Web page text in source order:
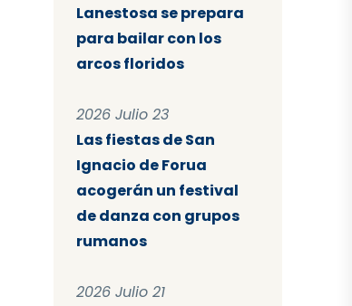
Lanestosa se prepara
para bailar con los
arcos floridos
2026 Julio 23
Las fiestas de San
Ignacio de Forua
acogerán un festival
de danza con grupos
rumanos
2026 Julio 21